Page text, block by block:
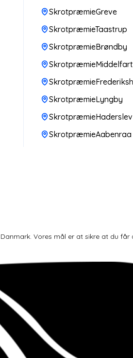
SkrotpræmieGreve
SkrotpræmieTaastrup
SkrotpræmieBrøndby
SkrotpræmieMiddelfart
SkrotpræmieLyngby
SkrotpræmieHaderslev
SkrotpræmieAabenraa
Vores mål er at sikre at du